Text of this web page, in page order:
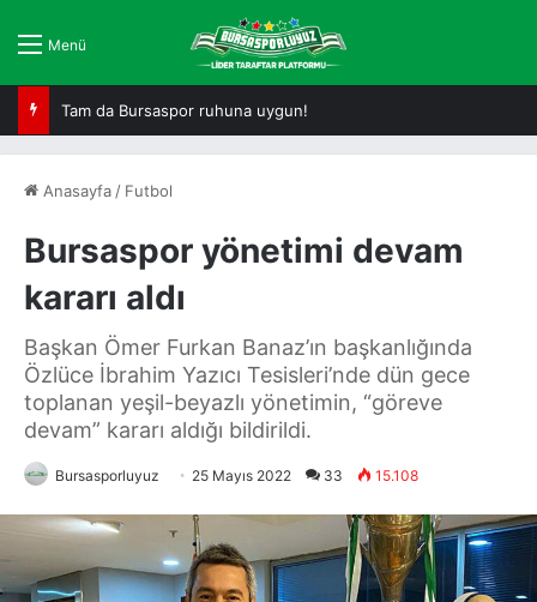
Menü
Amine Boutrah “Benim gibi oyuncular…”
Anasayfa / Futbol
Bursaspor yönetimi devam
kararı aldı
Başkan Ömer Furkan Banaz’ın başkanlığında
Özlüce İbrahim Yazıcı Tesisleri’nde dün gece
toplanan yeşil-beyazlı yönetimin, “göreve
devam” kararı aldığı bildirildi.
Bursasporluyuz 25 Mayıs 2022 33 15.108